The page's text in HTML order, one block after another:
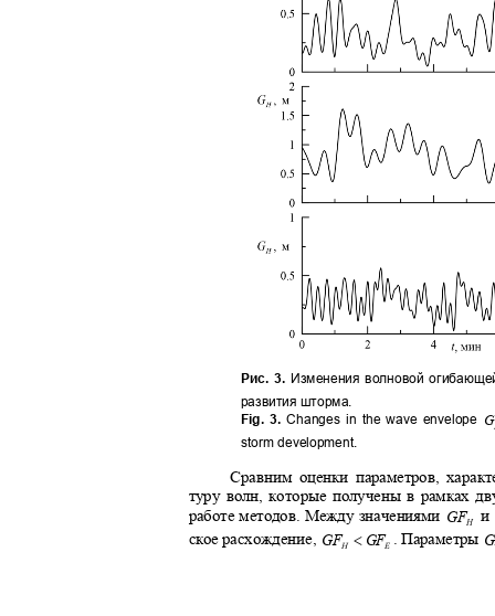
Рис. 3. Изменения волновой
развития шторма.
Fig. 3.Changes in the wave envelopeG
storm development.
Сравним оценки параметров,
туру волн, которые получены в рамках
работе методов. Между значениями и
GFH
. Параметры
ское расхождение,GFH < GFE